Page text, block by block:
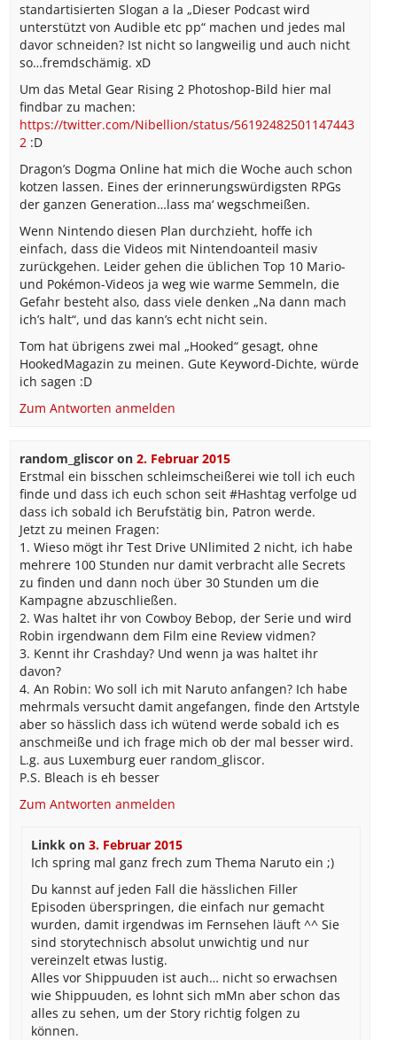
standartisierten Slogan a la „Dieser Podcast wird
unterstützt von Audible etc pp“ machen und jedes mal
davor schneiden? Ist nicht so langweilig und auch nicht
so…fremdschämig. xD
Um das Metal Gear Rising 2 Photoshop-Bild hier mal
findbar zu machen:
https://twitter.com/Nibellion/status/56192482501147443
2:D
Dragon’s Dogma Online hat mich die Woche auch schon
kotzen lassen. Eines der erinnerungswürdigsten RPGs
der ganzen Generation…lass ma‘ wegschmeißen.
Wenn Nintendo diesen Plan durchzieht, hoffe ich
einfach, dass die Videos mit Nintendoanteil masiv
zurückgehen. Leider gehen die üblichen Top 10 Mario-
und Pokémon-Videos ja weg wie warme Semmeln, die
Gefahr besteht also, dass viele denken „Na dann mach
ich’s halt“, und das kann’s echt nicht sein.
Tom hat übrigens zwei mal „Hooked“ gesagt, ohne
HookedMagazin zu meinen. Gute Keyword-Dichte, würde
ich sagen :D
Zum Antworten anmelden
random_gliscoron 2. Februar 2015
Erstmal ein bisschen schleimscheißerei wie toll ich euch
finde und dass ich euch schon seit #Hashtag verfolge ud
dass ich sobald ich Berufstätig bin, Patron werde.
Jetzt zu meinen Fragen:
1. Wieso mögt ihr Test Drive UNlimited 2 nicht, ich habe
mehrere 100 Stunden nur damit verbracht alle Secrets
zu finden und dann noch über 30 Stunden um die
Kampagne abzuschließen.
2. Was haltet ihr von Cowboy Bebop, der Serie und wird
Robin irgendwann dem Film eine Review vidmen?
3. Kennt ihr Crashday? Und wenn ja was haltet ihr
davon?
4. An Robin: Wo soll ich mit Naruto anfangen? Ich habe
mehrmals versucht damit angefangen, finde den Artstyle
aber so hässlich dass ich wütend werde sobald ich es
anschmeiße und ich frage mich ob der mal besser wird.
L.g. aus Luxemburg euer random_gliscor.
P.S. Bleach is eh besser
Zum Antworten anmelden
Linkk on3. Februar 2015
Ich spring mal ganz frech zum Thema Naruto ein ;)
Du kannst auf jeden Fall die hässlichen Filler
Episoden überspringen, die einfach nur gemacht
wurden, damit irgendwas im Fernsehen läuft ^^ Sie
sind storytechnisch absolut unwichtig und nur
vereinzelt etwas lustig.
Alles vor Shippuuden ist auch… nicht so erwachsen
wie Shippuuden, es lohnt sich mMn aber schon das
alles zu sehen, um der Story richtig folgen zu
können.